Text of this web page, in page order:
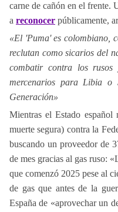
carne de cañón en el frente.
a reconocer públicamente,
«El 'Puma' es colombiano,
reclutan como sicarios del
combatir contra los
mercenarios para Libia o
Generación»
Mientras el Estado
muerte segura) contra la
buscando un proveedor de
de mes gracias al gas ruso:
que comenzó 2025 pese al
de gas que antes de la
España de «aprovechar un